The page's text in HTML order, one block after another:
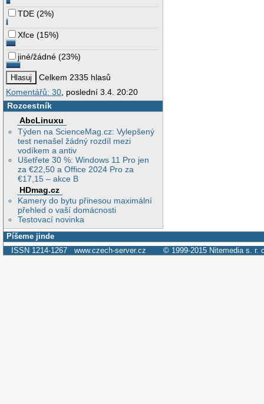
TDE (2%)
Xfce (15%)
jiné/žádné (23%)
Celkem 2335 hlasů
Komentářů: 30, poslední 3.4. 20:20
Rozcestník
AbcLinuxu
Týden na ScienceMag.cz: Vylepšený
test nenašel žádný rozdíl mezi
vodíkem a antiv
Ušetřete 30 %: Windows 11 Pro jen
za €22,50 a Office 2024 Pro za
€17,15 – akce B
HDmag.cz
Kamery do bytu přinesou maximální
přehled o vaší domácnosti
Testovací novinka
Píšeme jinde
ISSN 1214-1267 www.czech-server.cz © 1999-2015 Nitemedia s. r.